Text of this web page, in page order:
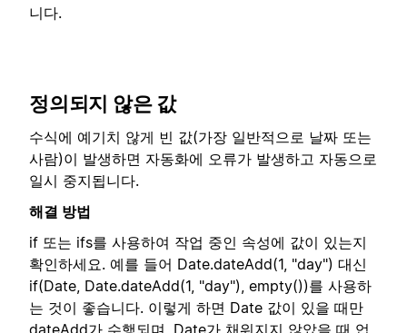
니다.
정의되지 않은 값
수식에 예기치 않게 빈 값(가장 일반적으로 날짜 또는
사람)이 발생하면 자동화에 오류가 발생하고 자동으로
일시 중지됩니다.
해결 방법
if 또는 ifs를 사용하여 작업 중인 속성에 값이 있는지
확인하세요. 예를 들어 Date.dateAdd(1, "day") 대신
if(Date, Date.dateAdd(1, "day"), empty())를 사용하
는 것이 좋습니다. 이렇게 하면 Date 값이 있을 때만